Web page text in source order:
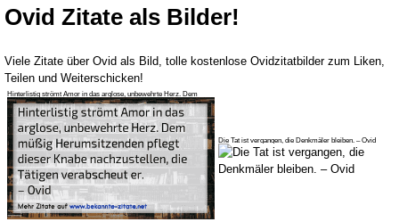
Ovid Zitate als Bilder!
Viele Zitate über Ovid als Bild, tolle kostenlose Ovidzitatbilder zum Liken,
Teilen und Weiterschicken!
Hinterlistig strömt Amor in das arglose, unbewehrte Herz. Dem
müßig Heru
Die Tat ist vergangen, die Denkmäler bleiben. – Ovid